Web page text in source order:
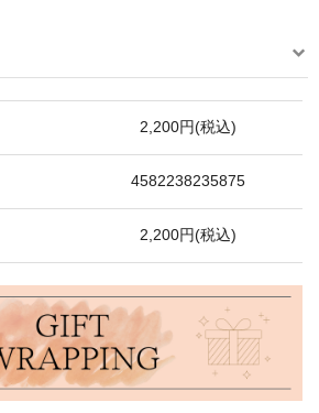
2,200円(税込)
4582238235875
2,200円(税込)